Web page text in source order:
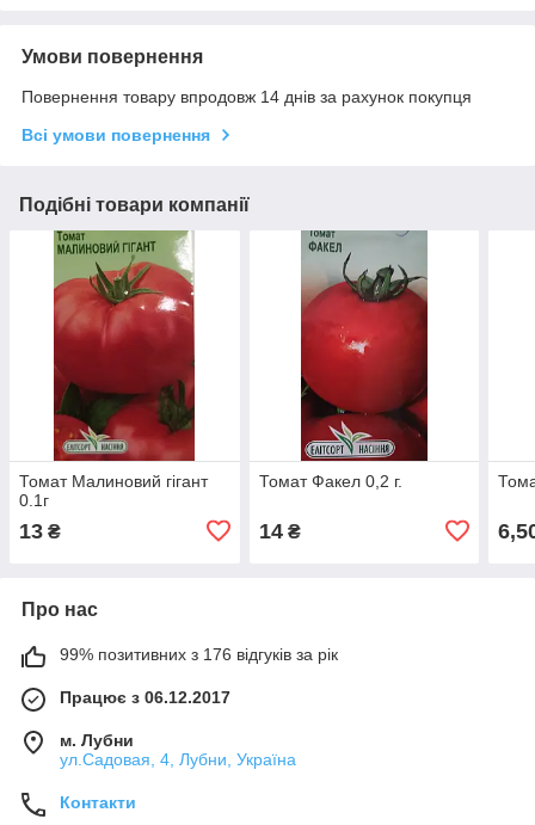
Умови повернення
Повернення товару впродовж 14 днів за рахунок покупця
Всі умови повернення
Подібні товари компанії
Томат Малиновий гігант
0.1г
13 ₴
Томат Факел 0,2 г.
14₴
Про нас
99% позитивних з 176 відгуків за рік
Працює з 06.12.2017
м. Лубни
ул.Садовая, 4, Лубни, Україна
Контакти